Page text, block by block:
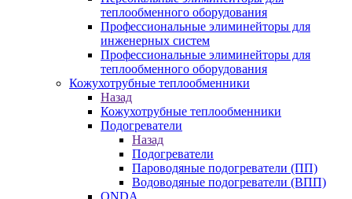
теплообменного оборудования
Профессиональные элиминейторы для
инженерных систем
Профессиональные элиминейторы для
теплообменного оборудования
Кожухотрубные теплообменники
Назад
Кожухотрубные теплообменники
Подогреватели
Назад
Подогреватели
Пароводяные подогреватели (ПП)
Водоводяные подогреватели (ВПП)
ONDA